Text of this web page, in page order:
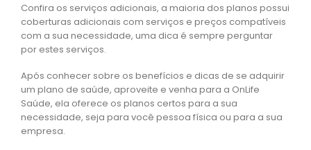
Confira os serviços adicionais, a maioria dos planos possui
coberturas adicionais com serviços e preços compatíveis
com a sua necessidade, uma dica é sempre perguntar
por estes serviços.
Após conhecer sobre os benefícios e dicas de se adquirir
um plano de saúde, aproveite e venha para a OnLife
Saúde, ela oferece os planos certos para a sua
necessidade, seja para você pessoa física ou para a sua
empresa.